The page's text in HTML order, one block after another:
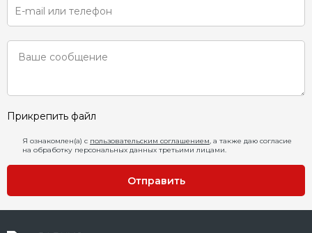
Прикрепить файл
Я ознакомлен(а) с пользовательским соглашением, а также даю согласие
на обработку персональных данных третьими лицами.
Отправить